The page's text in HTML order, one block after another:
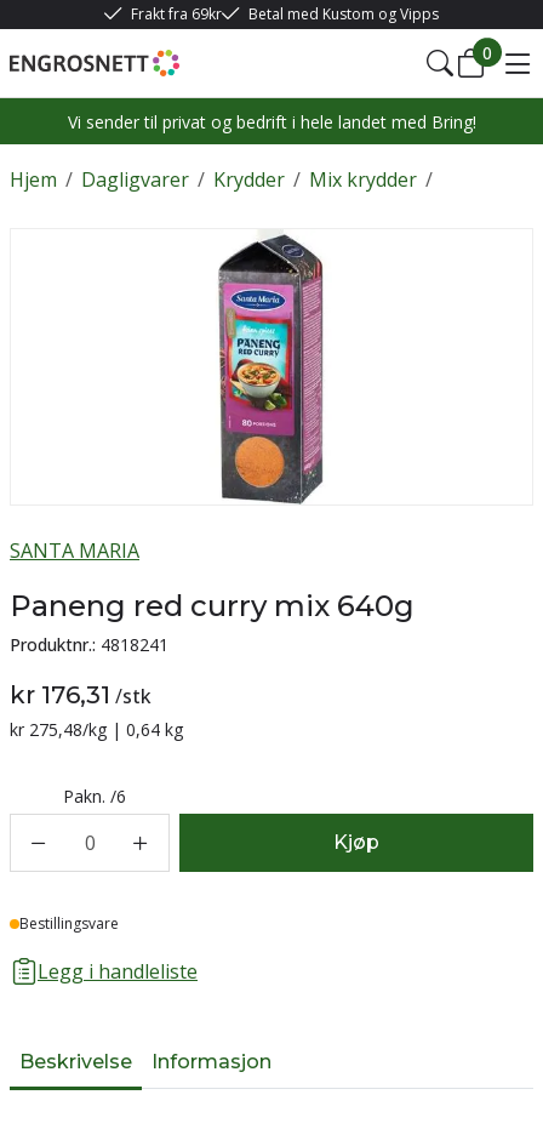
Frakt fra 69kr Betal med Kustom og Vipps
0
Vi sender til privat og bedrift i hele landet med Bring!
/
Hjem /
Dagligvarer /
Krydder /
Mix krydder
SANTA MARIA
Paneng red curry mix 640g
Produktnr.: 4818241
kr 176,31 /stk
Sammenligning pris:
kr 275,48/kg | 0,64 kg
Pakn. /6
0 Kjøp
Lager
Bestillingsvare
Legg i handleliste
Beskrivelse Informasjon